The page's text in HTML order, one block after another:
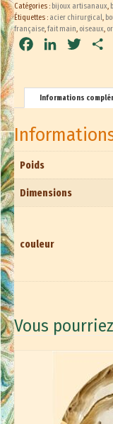
Catégories : bijoux artisanaux,
Étiquettes : acier chirurgical,
française,fait main, oiseaux,
FacebookLinkedInTwitter
Informations
Poids
Dimensions
couleur
Vous